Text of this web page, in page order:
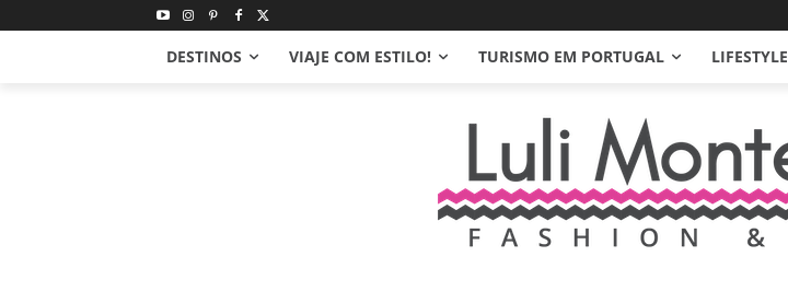
DESTINOS VIAJE COM ESTILO! TURISMO EM PORTUGAL LIFESTYLE